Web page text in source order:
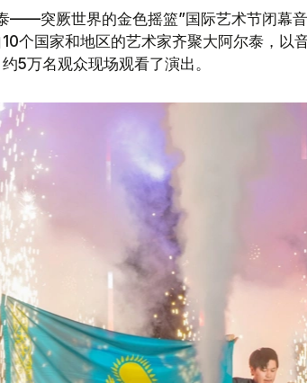
——突厥世界的金色摇篮”国际艺术节闭幕
个国家和地区的艺术家齐聚大阿尔泰，以
5万名观众现场观看了演出。